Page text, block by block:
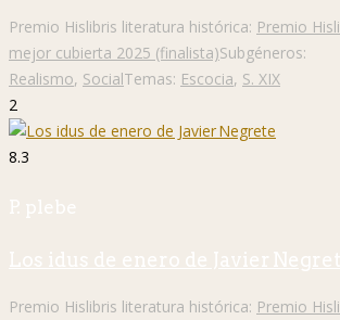
Premio Hislibris literatura histórica: Premio
mejor cubierta 2025 (finalista)Subgéneros:
Realismo, SocialTemas: Escocia, S. XIX
2
8.3
P. plebe
Los idus de enero de Javier
Premio Hislibris literatura histórica: Premio